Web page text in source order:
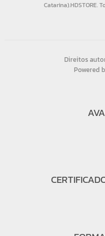
Direitos
Powered